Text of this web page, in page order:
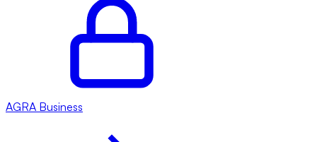
AGRA Business